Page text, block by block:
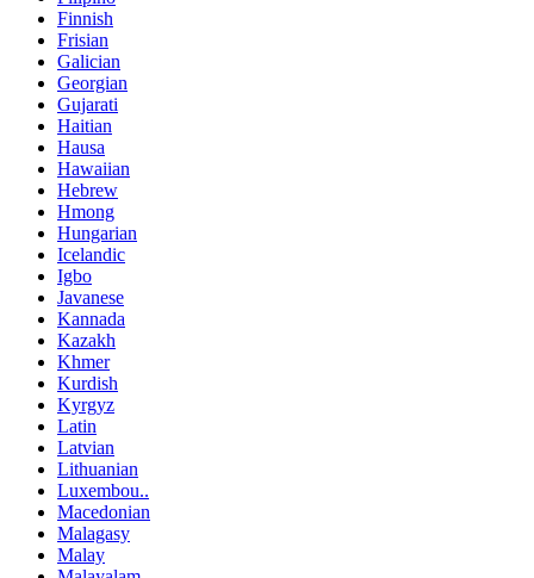
Finnish
Frisian
Galician
Georgian
Gujarati
Haitian
Hausa
Hawaiian
Hebrew
Hmong
Hungarian
Icelandic
Igbo
Javanese
Kannada
Kazakh
Khmer
Kurdish
Kyrgyz
Latin
Latvian
Lithuanian
Luxembou..
Macedonian
Malagasy
Malay